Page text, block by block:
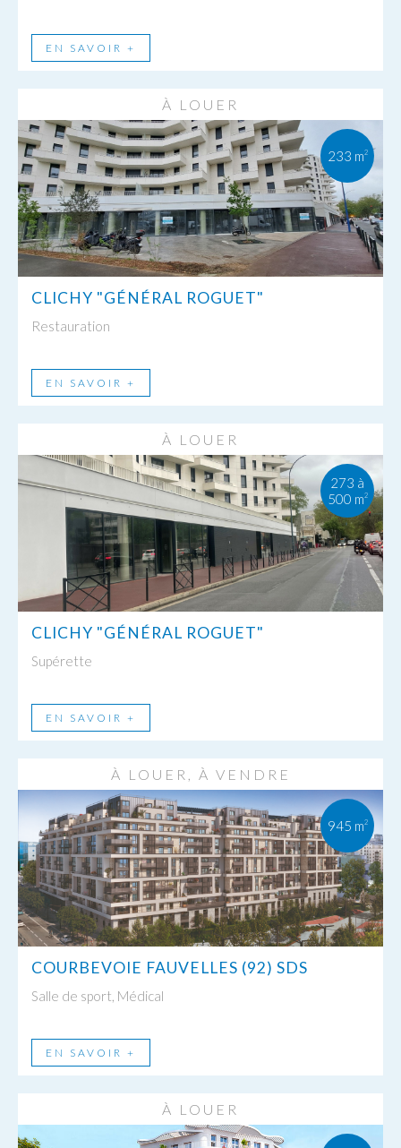
EN SAVOIR +
À LOUER
233 m2
CLICHY "GÉNÉRAL ROGUET"
Restauration
EN SAVOIR +
À LOUER
273 à
500 m2
CLICHY "GÉNÉRAL ROGUET"
Supérette
EN SAVOIR +
À LOUER, À VENDRE
945 m2
COURBEVOIE FAUVELLES (92) SDS
Salle de sport, Médical
EN SAVOIR +
À LOUER